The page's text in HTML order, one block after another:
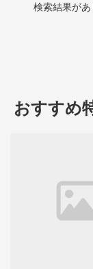
検索結果があ
おすすめ